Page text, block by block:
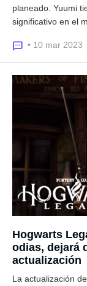
planeado. Yuumi
significativo en el
• 10 mar 2023
Hogwarts
odias, dejará
actualización
La actualización